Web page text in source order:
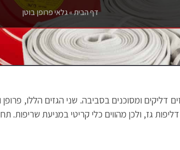
דף הבית»גלאי פרופן בוטן
דליקים ומסוכנים בסביבה. שני הגזים הללו,
גז, ולכן מהווים כלי קריטי במניעת